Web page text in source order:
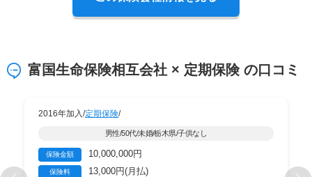
富国生命保険相互会社 × 定期保険 の口コミ
2016年加入/定期保険/
男性/50代/未婚/栃木県/子供なし
保険金額 10,000,000円
保険料 13,000円(月払)